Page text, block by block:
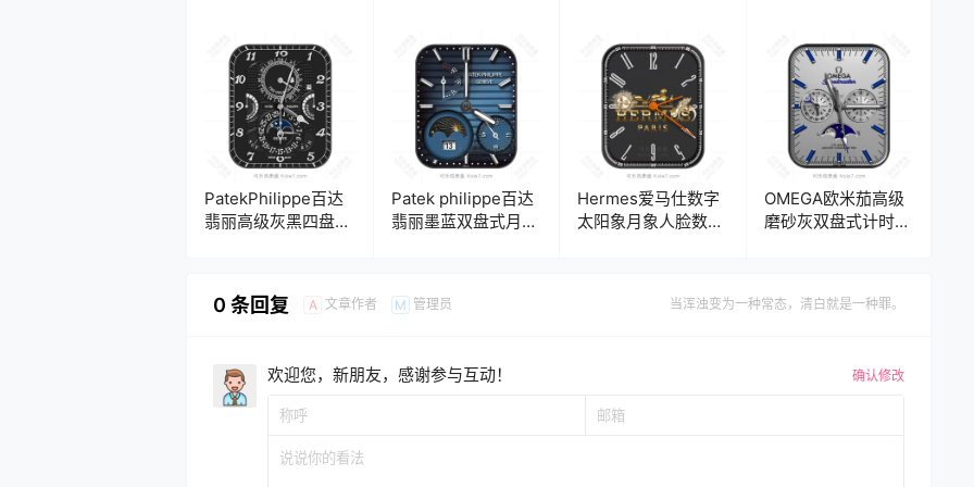
PatekPhilippe百达
翡丽高级灰黑四盘式
Patek philippe百达
翡丽墨蓝双盘式月相
Hermes爱马仕数字
太阳象月象人脸数字
OMEGA欧米茄高级
磨砂灰双盘式计时码
0 条回复 A 文章作者 M 管理员 当浑浊变为一种常态，清白就是一种罪。
欢迎您，新朋友，感谢参与互动！ 确认修改